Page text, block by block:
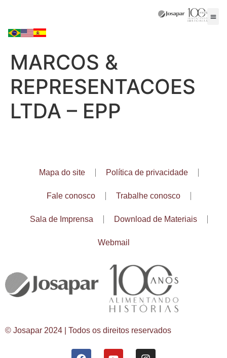
MARCOS &
REPRESENTACOES
LTDA – EPP
Mapa do site Política de privacidade
Fale conosco Trabalhe conosco
Sala de Imprensa Download de Materiais
Webmail
© Josapar 2024 | Todos os direitos reservados